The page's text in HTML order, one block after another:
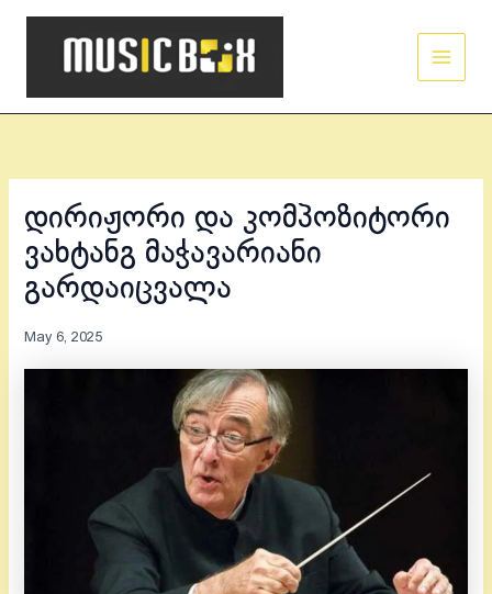
Skip
დირიჟორი და კომპოზიტორი
ვახტანგ მაჭავარიანი
გარდაიცვალა
May 6, 2025